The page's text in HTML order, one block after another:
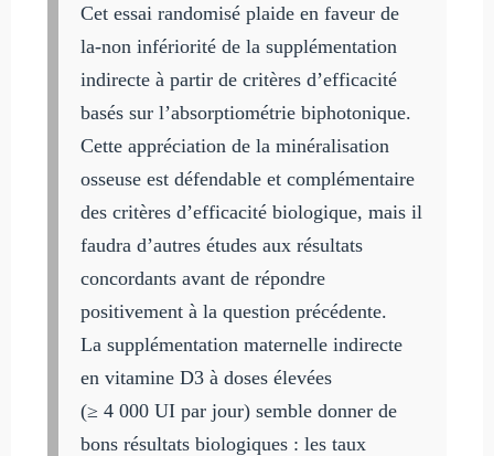
Cet essai randomisé plaide en faveur de
la-non infériorité de la supplémentation
indirecte à partir de critères d’efficacité
basés sur l’absorptiométrie biphotonique.
Cette appréciation de la minéralisation
osseuse est défendable et complémentaire
des critères d’efficacité biologique, mais il
faudra d’autres études aux résultats
concordants avant de répondre
positivement à la question précédente.
La supplémentation maternelle indirecte
en vitamine D3 à doses élevées
(≥ 4 000 UI par jour) semble donner de
bons résultats biologiques : les taux